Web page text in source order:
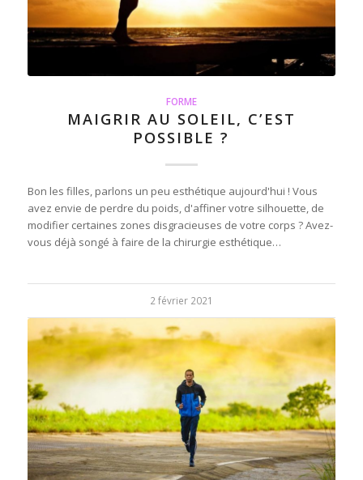
FORME
MAIGRIR AU SOLEIL, C’EST
POSSIBLE ?
Bon les filles, parlons un peu esthétique aujourd'hui ! Vous
avez envie de perdre du poids, d'affiner votre silhouette, de
modifier certaines zones disgracieuses de votre corps ? Avez-
vous déjà songé à faire de la chirurgie esthétique…
2 février 2021